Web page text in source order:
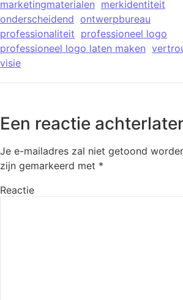
marketingmaterialen merkidentiteit
onderscheidend ontwerpbureau
professionaliteit professioneel logo
professioneel logo laten maken
visie
Een reactie
Je e-mailadres zal niet getoond
zijn gemarkeerd met *
Reactie